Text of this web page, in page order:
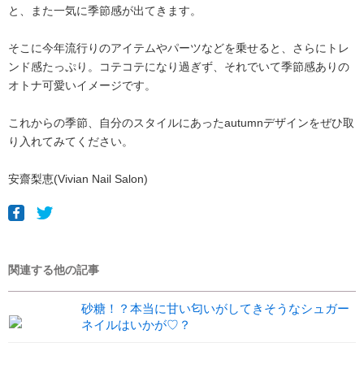
と、また一気に季節感が出てきます。
そこに今年流行りのアイテムやパーツなどを乗せると、さらにトレ
ンド感たっぷり。コテコテになり過ぎず、それでいて季節感ありの
オトナ可愛いイメージです。
これからの季節、自分のスタイルにあったautumnデザインをぜひ取
り入れてみてください。
安齋梨恵(Vivian Nail Salon)
関連する他の記事
砂糖！？本当に甘い匂いがしてきそうなシュガー
ネイルはいかが♡？